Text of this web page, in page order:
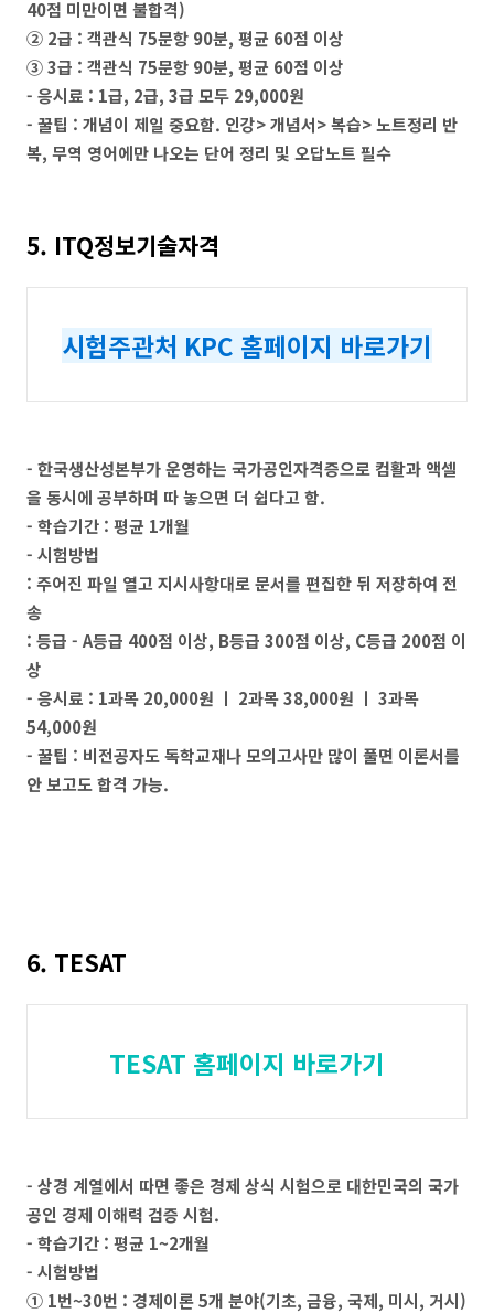
40점 미만이면 불합격)
② 2급 : 객관식 75문항 90분, 평균 60점 이상
③ 3급 : 객관식 75문항 90분, 평균 60점 이상
- 응시료 : 1급, 2급, 3급 모두 29,000원
- 꿀팁 : 개념이 제일 중요함. 인강> 개념서> 복습> 노트정리 반
복, 무역 영어에만 나오는 단어 정리 및 오답노트 필수
5. ITQ정보기술자격
시험주관처 KPC 홈페이지 바로가기
- 한국생산성본부가 운영하는 국가공인자격증으로 컴활과 액셀
을 동시에 공부하며 따 놓으면 더 쉽다고 함.
- 학습기간 : 평균 1개월
- 시험방법
: 주어진 파일 열고 지시사항대로 문서를 편집한 뒤 저장하여 전
송
: 등급 - A등급 400점 이상, B등급 300점 이상, C등급 200점 이
상
- 응시료 : 1과목 20,000원 ㅣ 2과목 38,000원 ㅣ 3과목
54,000원
- 꿀팁 : 비전공자도 독학교재나 모의고사만 많이 풀면 이론서를
안 보고도 합격 가능.
6. TESAT
TESAT 홈페이지 바로가기
- 상경 계열에서 따면 좋은 경제 상식 시험으로 대한민국의 국가
공인 경제 이해력 검증 시험.
- 학습기간 : 평균 1~2개월
- 시험방법
① 1번~30번 : 경제이론 5개 분야(기초, 금융, 국제, 미시, 거시)